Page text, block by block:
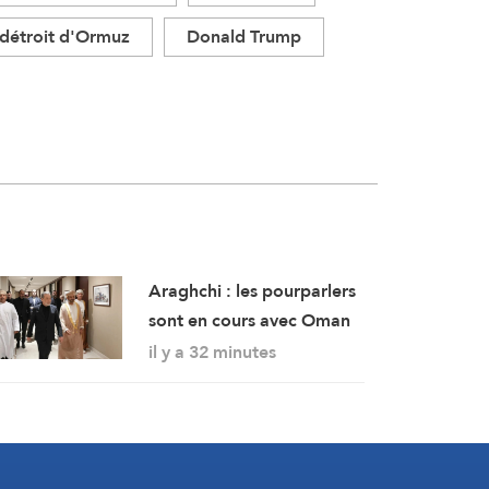
détroit d'Ormuz
Donald Trump
Araghchi : les pourparlers
sont en cours avec Oman
et un accord est imminent
il y a 32 minutes